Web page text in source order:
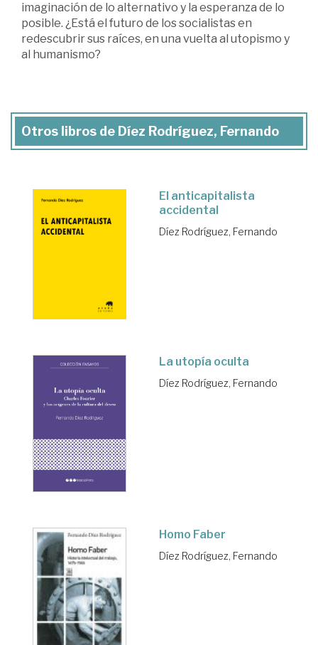
imaginación de lo alternativo y la esperanza de lo
posible. ¿Está el futuro de los socialistas en
redescubrir sus raíces, en una vuelta al utopismo y
al humanismo?
Otros libros de Díez Rodríguez, Fernando
El anticapitalista
accidental
Díez Rodríguez, Fernando
La utopía oculta
Díez Rodríguez, Fernando
Homo Faber
Díez Rodríguez, Fernando